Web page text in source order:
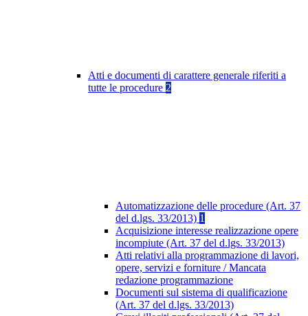
Atti e documenti di carattere generale riferiti a
tutte le procedure 2
Automatizzazione delle procedure (Art. 37
del d.lgs. 33/2013) 1
Acquisizione interesse realizzazione opere
incompiute (Art. 37 del d.lgs. 33/2013)
Atti relativi alla programmazione di lavori,
opere, servizi e forniture / Mancata
redazione programmazione
Documenti sul sistema di qualificazione
(Art. 37 del d.lgs. 33/2013)